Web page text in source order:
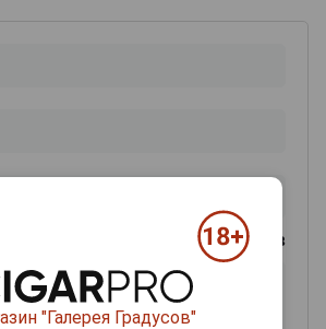
из 2000 знаков
"Галерея Градусов"